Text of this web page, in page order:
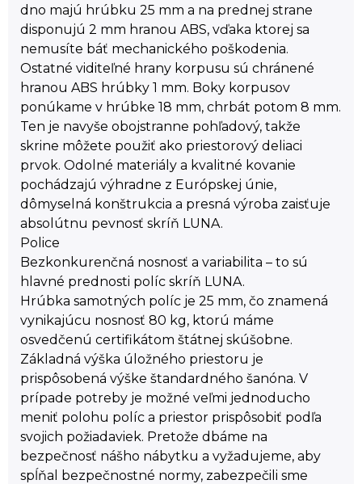
dno majú hrúbku 25 mm a na prednej strane
disponujú 2 mm hranou ABS, vďaka ktorej sa
nemusíte báť mechanického poškodenia.
Ostatné viditeľné hrany korpusu sú chránené
hranou ABS hrúbky 1 mm. Boky korpusov
ponúkame v hrúbke 18 mm, chrbát potom 8 mm.
Ten je navyše obojstranne pohľadový, takže
skrine môžete použiť ako priestorový deliaci
prvok. Odolné materiály a kvalitné kovanie
pochádzajú výhradne z Európskej únie,
dômyselná konštrukcia a presná výroba zaisťuje
absolútnu pevnosť skríň LUNA.
Police
Bezkonkurenčná nosnosť a variabilita – to sú
hlavné prednosti políc skríň LUNA.
Hrúbka samotných políc je 25 mm, čo znamená
vynikajúcu nosnosť 80 kg, ktorú máme
osvedčenú certifikátom štátnej skúšobne.
Základná výška úložného priestoru je
prispôsobená výške štandardného šanóna. V
prípade potreby je možné veľmi jednoducho
meniť polohu políc a priestor prispôsobiť podľa
svojich požiadaviek. Pretože dbáme na
bezpečnosť nášho nábytku a vyžadujeme, aby
spĺňal bezpečnostné normy, zabezpečili sme